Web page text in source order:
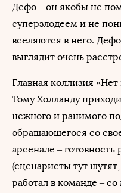
Дефо – он якобы не
суперзлодеем и не
вселяются в него.
выглядит очень
Главная коллизия
Тому Холланду
нежного и ранимого
обращающегося со
арсенале – готовность
(сценаристы тут
работал в команде –